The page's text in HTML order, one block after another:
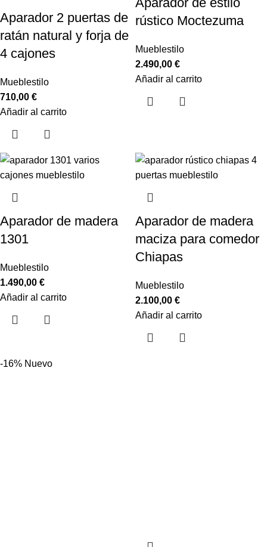
Aparador 2 puertas de
ratán natural y forja de
4 cajones
Mueblestilo
710,00 €
Añadir al carrito
rústico Moctezuma
Mueblestilo
2.490,00 €
Añadir al carrito
Aparador de madera
1301
Mueblestilo
1.490,00 €
Añadir al carrito
Aparador de madera
maciza para comedor
Chiapas
Mueblestilo
2.100,00 €
Añadir al carrito
-16% Nuevo